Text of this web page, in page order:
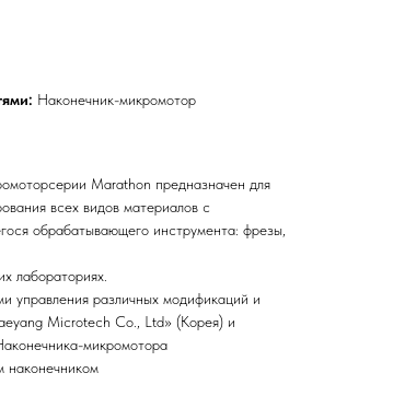
Наконечник-микромотор
Marathon предназначен для
всех видов материалов с
обрабатывающего инструмента: фрезы,
лабораториях.
управления различных модификаций и
Microtech Co., Ltd» (Корея) и
микромотора
наконечником